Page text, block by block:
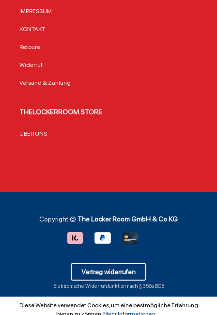
IMPRESSUM
KONTAKT
Retoure
Widerruf
Versand & Zahlung
THELOCKERROOM.STORE
ÜBER UNS
Copyright © The Locker Room GmbH & Co KG
Vertrag widerrufen
Elektronische Widerrufsfunktion nach § 356a BGB
Diese Website verwendet Cookies, um eine bestmögliche Erfahrung